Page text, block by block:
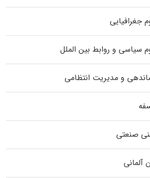
جغرافیایی
سیاسی و روابط بین الملل
و مدیریت انتظامی
صنعتی
آلمانی